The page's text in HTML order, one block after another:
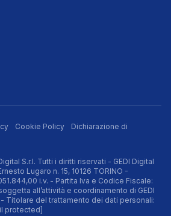
Cookie Policy
Dichiarazione di
S.r.l. Tutti i diritti riservati - GEDI Digital
Lugaro n. 15, 10126 TORINO -
i.v. - Partita Iva e Codice Fiscale:
all’attività e coordinamento di GEDI
- Titolare del trattamento dei dati personali:
protected]